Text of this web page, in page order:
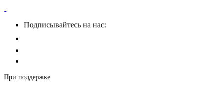
Подписывайтесь на нас:
При поддержке